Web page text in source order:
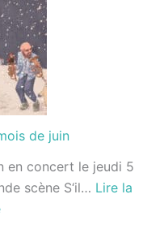
de juin
en concert le jeudi 5
scène S‘il… Lire la
: